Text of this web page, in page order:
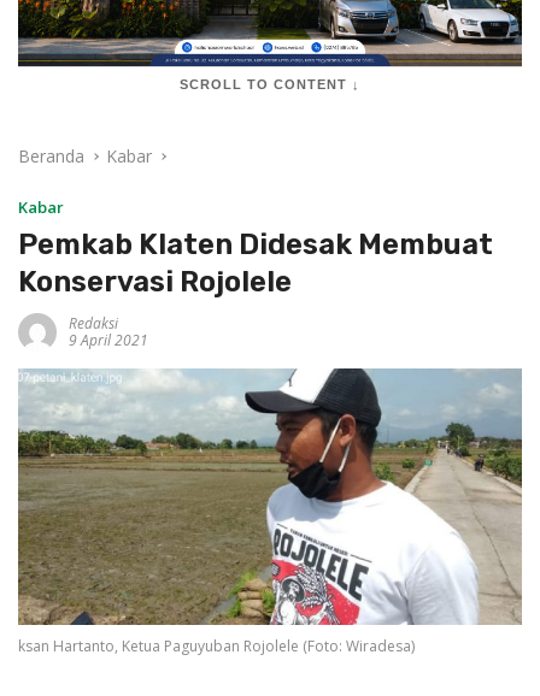
SCROLL TO CONTENT ↓
Beranda Kabar
Kabar
Pemkab Klaten Didesak Membuat
Konservasi Rojolele
Redaksi
9 April 2021
ksan Hartanto, Ketua Paguyuban Rojolele (Foto: Wiradesa)